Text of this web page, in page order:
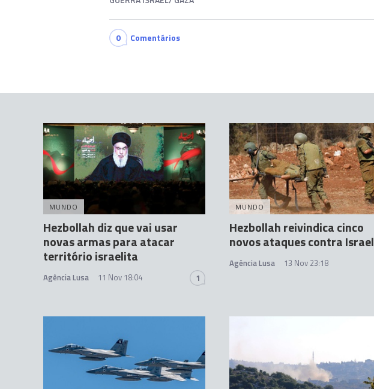
0 Comentários
MUNDO
Hezbollah diz que vai usar
novas armas para atacar
território israelita
Agência Lusa 11 Nov 18:04 1
MUNDO
Hezbollah reivindica cinco
novos ataques contra Israel
Agência Lusa 13 Nov 23:18